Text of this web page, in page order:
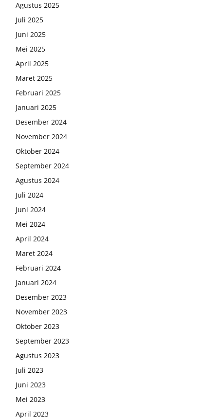
Agustus 2025
Juli 2025
Juni 2025
Mei 2025
April 2025
Maret 2025
Februari 2025
Januari 2025
Desember 2024
November 2024
Oktober 2024
September 2024
Agustus 2024
Juli 2024
Juni 2024
Mei 2024
April 2024
Maret 2024
Februari 2024
Januari 2024
Desember 2023
November 2023
Oktober 2023
September 2023
Agustus 2023
Juli 2023
Juni 2023
Mei 2023
April 2023